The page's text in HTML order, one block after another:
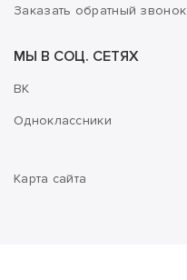
Заказать обратный звонок
МЫ В СОЦ. СЕТЯХ
ВК
Одноклассники
Карта сайта